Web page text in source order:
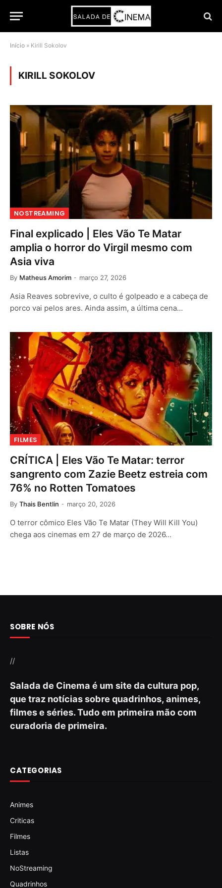
Início » Kirill Sokolov
KIRILL SOKOLOV
NOSTREAMING
Final explicado | Eles Vão Te Matar
amplia o horror do Virgil mesmo com
Asia viva
By Matheus Amorim março 27, 2026
Asia Reaves sobrevive, o culto é golpeado e a cabeça de
porco vai pelos ares. Ainda assim, a última cena…
FILMES
CRÍTICA | Eles Vão Te Matar: terror
sangrento com Zazie Beetz estreia com
76% no Rotten Tomatoes
By Thais Bentlin março 20, 2026
O terror cômico Eles Vão Te Matar (They Will Kill You)
chega aos cinemas em 27 de março de 2026…
SOBRE NÓS
//
Salada de Cinema é um site da cultura pop,
que traz notícias sobre quadrinhos, animes,
filmes e séries. Tudo em primeira mão com
curadoria de primeira.
CATEGORIAS
Animes
Criticas
Filmes
Listas
NoStreaming
Quadrinhos